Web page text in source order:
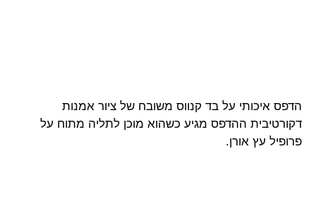
הדפס איכותי על בד קנווס משובח של ציור אמנות
דקורטיבית ההדפס מגיע כשהוא מוכן לתליה מתוח על
פרופיל עץ אורן.